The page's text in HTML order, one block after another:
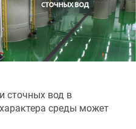
сточных вод в
среды может